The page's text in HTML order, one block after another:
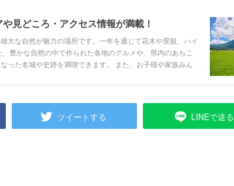
見どころ・アクセス情報が満載！
大な自然が魅力の場所です。一年を通じて花木や景観、ハイ
豊かな自然の中で作られた各地のグルメや、県内のあちこ
った名城や史跡を満喫できます。 また、お子様や家族みん
たるまで、盛りだくさんでご紹介します。
ツイートする LINEで送る